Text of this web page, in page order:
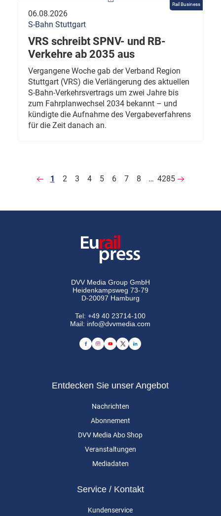
Rail Business
06.08.2026
S-Bahn Stuttgart
VRS schreibt SPNV- und RB-
Verkehre ab 2035 aus
Vergangene Woche gab der Verband Region
Stuttgart (VRS) die Verlängerung des aktuellen
S-Bahn-Verkehrsvertrags um zwei Jahre bis
zum Fahrplanwechsel 2034 bekannt – und
kündigte die Aufnahme des Vergabeverfahrens
für die Zeit danach an.
1 2 3 4 5 6 7 8 … 4285
DVV Media Group GmbH
Heidenkampsweg 73-79
D-20097 Hamburg
Tel:+49 40 23714-100
Mail: info@dvvmedia.com
Entdecken Sie unser Angebot
Nachrichten
Abonnement
DVV Media Abo Shop
Veranstaltungen
Mediadaten
Service / Kontakt
Kundenservice